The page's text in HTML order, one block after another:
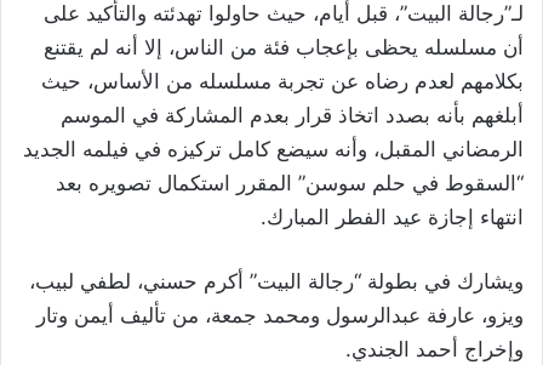
لـ”رجالة البيت”، قبل أيام، حيث حاولوا تهدئته والتأكيد على
أن مسلسله يحظى بإعجاب فئة من الناس، إلا أنه لم يقتنع
بكلامهم لعدم رضاه عن تجربة مسلسله من الأساس، حيث
أبلغهم بأنه بصدد اتخاذ قرار بعدم المشاركة في الموسم
الرمضاني المقبل، وأنه سيضع كامل تركيزه في فيلمه الجديد
“السقوط في حلم سوسن” المقرر استكمال تصويره بعد
انتهاء إجازة عيد الفطر المبارك.
ويشارك في بطولة “رجالة البيت” أكرم حسني، لطفي لبيب،
ويزو، عارفة عبدالرسول ومحمد جمعة، من تأليف أيمن وتار
وإخراج أحمد الجندي.